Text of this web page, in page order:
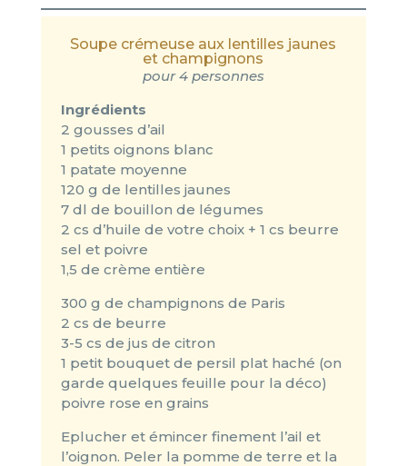
Soupe crémeuse aux lentilles jaunes
et champignons
pour 4 personnes
Ingrédients
2 gousses d’ail
1 petits oignons blanc
1 patate moyenne
120 g de lentilles jaunes
7 dl de bouillon de légumes
2 cs d’huile de votre choix + 1 cs beurre
sel et poivre
1,5 de crème entière
300 g de champignons de Paris
2 cs de beurre
3-5 cs de jus de citron
1 petit bouquet de persil plat haché (on
garde quelques feuille pour la déco)
poivre rose en grains
Eplucher et émincer finement l’ail et
l’oignon. Peler la pomme de terre et la